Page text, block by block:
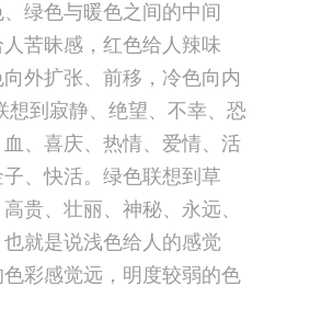
绿色与暖色之间的中间
苦昧感，红色给人辣味
外扩张、前移，冷色向内
到寂静、绝望、不幸、恐
、喜庆、热情、爱情、活
、快活。绿色联想到草
贵、壮丽、神秘、永远、
就是说浅色给人的感觉
彩感觉远，明度较弱的色